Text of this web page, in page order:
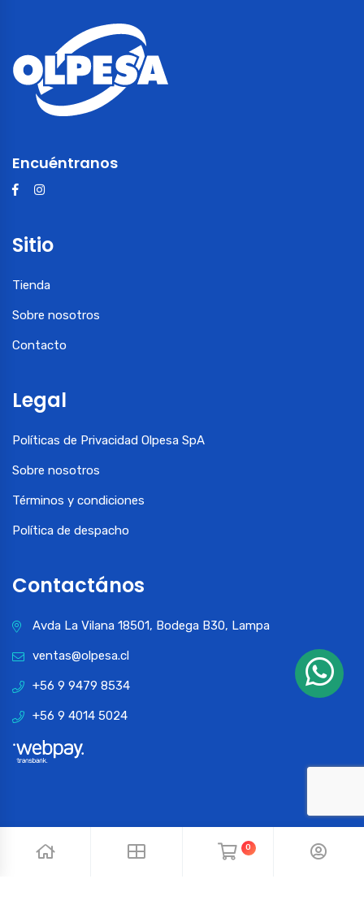
Encuéntranos
Sitio
Tienda
Sobre nosotros
Contacto
Legal
Políticas de Privacidad Olpesa SpA
Sobre nosotros
Términos y condiciones
Política de despacho
Contactános
Avda La Vilana 18501, Bodega B30, Lampa
ventas@olpesa.cl
+56 9 9479 8534
+56 9 4014 5024
0